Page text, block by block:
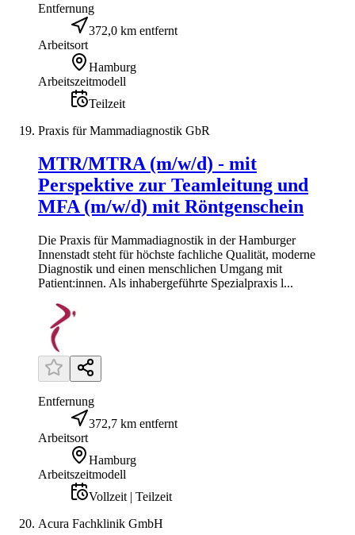
Entfernung
372,0 km entfernt
Arbeitsort
Hamburg
Arbeitszeitmodell
Teilzeit
Praxis für Mammadiagnostik GbR
MTR/MTRA (m/w/d) - mit
Perspektive zur Teamleitung und
MFA (m/w/d) mit Röntgenschein
Die Praxis für Mammadiagnostik in der Hamburger
Innenstadt steht für höchste fachliche Qualität, moderne
Diagnostik und einen menschlichen Umgang mit
Patient:innen. Als inhabergeführte Spezialpraxis l...
Entfernung
372,7 km entfernt
Arbeitsort
Hamburg
Arbeitszeitmodell
Vollzeit | Teilzeit
Acura Fachklinik GmbH